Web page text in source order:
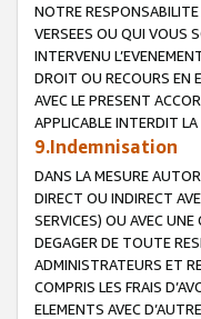
NOTRE
VERSEES OU QUI VOUS
INTERVENU
DROIT OU RECOURS EN
AVEC LE PRESENT
APPLICABLE INTERDIT
9.Indemnisation
DANS LA MESURE
DIRECT OU INDIRECT
SERVICES) OU AVEC
DEGAGER DE TOUTE
ADMINISTRATEURS ET
COMPRIS LES FRAIS
ELEMENTS AVEC